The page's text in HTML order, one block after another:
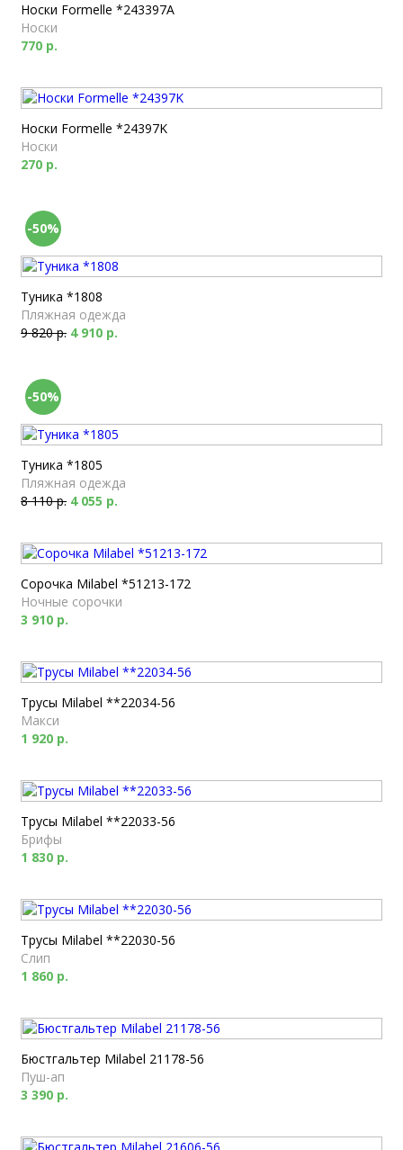
Носки Formelle *243397A
Носки
770 р.
Носки Formelle *24397K
Носки
270 р.
-50%
Туника *1808
Пляжная одежда
9 820 р. 4 910 р.
-50%
Туника *1805
Пляжная одежда
8 110 р. 4 055 р.
Сорочка Milabel *51213-172
Ночные сорочки
3 910 р.
Трусы Milabel **22034-56
Макси
1 920 р.
Трусы Milabel **22033-56
Брифы
1 830 р.
Трусы Milabel **22030-56
Слип
1 860 р.
Бюстгальтер Milabel 21178-56
Пуш-ап
3 390 р.